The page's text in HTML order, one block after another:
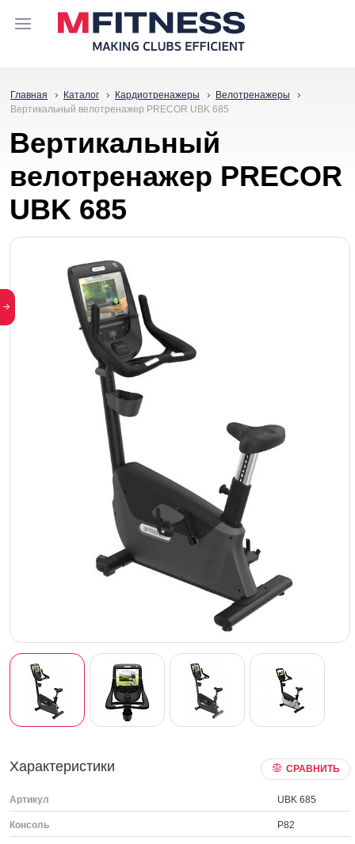
Главная Каталог Кардиотренажеры
Велотренажеры
Вертикальный велотренажер PRECOR UBK 685
Вертикальный
велотренажер PRECOR
UBK 685
Характеристики СРАВНИТЬ
Артикул UBK 685
Консоль P82